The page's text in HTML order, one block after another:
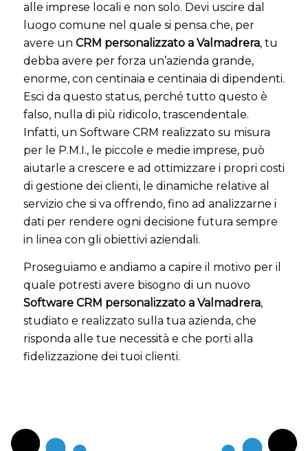
alle imprese locali e non solo. Devi uscire dal
luogo comune nel quale si pensa che, per
avere un CRM personalizzato a Valmadrera, tu
debba avere per forza un’azienda grande,
enorme, con centinaia e centinaia di dipendenti.
Esci da questo status, perché tutto questo è
falso, nulla di più ridicolo, trascendentale.
Infatti, un Software CRM realizzato su misura
per le P.M.I., le piccole e medie imprese, può
aiutarle a crescere e ad ottimizzare i propri costi
di gestione dei clienti, le dinamiche relative al
servizio che si va offrendo, fino ad analizzarne i
dati per rendere ogni decisione futura sempre
in linea con gli obiettivi aziendali.
Proseguiamo e andiamo a capire il motivo per il
quale potresti avere bisogno di un nuovo
Software CRM personalizzato a Valmadrera,
studiato e realizzato sulla tua azienda, che
risponda alle tue necessità e che porti alla
fidelizzazione dei tuoi clienti.